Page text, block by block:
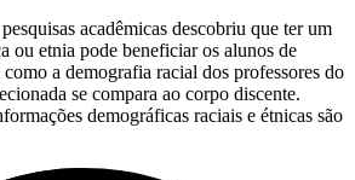
acadêmicas descobriu que ter um
ou etnia pode beneficiar os alunos de
a demografia racial dos professores do
se compara ao corpo discente.
demográficas raciais e étnicas são